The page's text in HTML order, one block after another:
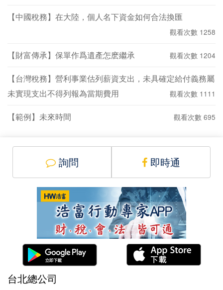
【中國稅務】在大陸，個人名下資金如何合法換匯
觀看次數 1258
【財富傳承】保單作爲遺產怎麽繼承 觀看次數 1204
【台灣稅務】營利事業估列薪資支出，未具確定給付義務屬
未實現支出不得列報為當期費用
觀看次數 1111
【範例】未來時間 觀看次數 695
詢問 即時通
台北總公司